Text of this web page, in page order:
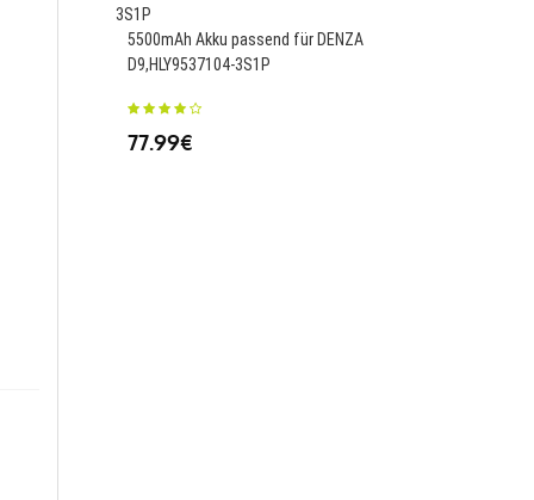
5500mAh Akku passend für DENZA
D9,HLY9537104-3S1P
77.99€